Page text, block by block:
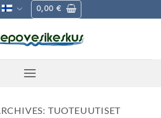
0,00 €
TUOTEUUTISET